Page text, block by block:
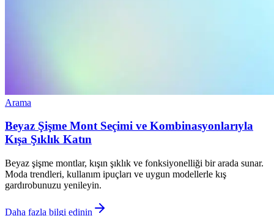
Arama
Beyaz Şişme Mont Seçimi ve Kombinasyonlarıyla
Kışa Şıklık Katın
Beyaz şişme montlar, kışın şıklık ve fonksiyonelliği bir arada sunar.
Moda trendleri, kullanım ipuçları ve uygun modellerle kış
gardırobunuzu yenileyin.
Daha fazla bilgi edinin